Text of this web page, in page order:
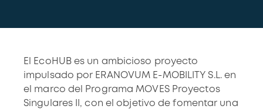
El EcoHUB es un ambicioso proyecto
impulsado por ERANOVUM E-MOBILITY S.L. en
el marco del Programa MOVES Proyectos
Singulares II, con el objetivo de fomentar una